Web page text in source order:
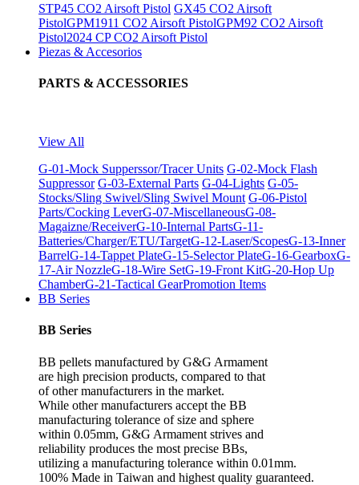
STP45 CO2 Airsoft Pistol GX45 CO2 Airsoft
PistolGPM1911 CO2 Airsoft PistolGPM92 CO2 Airsoft
Pistol2024 CP CO2 Airsoft Pistol
Piezas & Accesorios
PARTS & ACCESSORIES
View All
G-01-Mock Supperssor/Tracer Units G-02-Mock Flash
Suppressor G-03-External Parts G-04-Lights G-05-
Stocks/Sling Swivel/Sling Swivel Mount G-06-Pistol
Parts/Cocking LeverG-07-MiscellaneousG-08-
Magaizne/ReceiverG-10-Internal PartsG-11-
Batteries/Charger/ETU/TargetG-12-Laser/ScopesG-13-Inner
BarrelG-14-Tappet PlateG-15-Selector PlateG-16-GearboxG-
17-Air NozzleG-18-Wire SetG-19-Front KitG-20-Hop Up
ChamberG-21-Tactical GearPromotion Items
BB Series
BB Series
BB pellets manufactured by G&G Armament
are high precision products, compared to that
of other manufacturers in the market.
While other manufacturers accept the BB
manufacturing tolerance of size and sphere
within 0.05mm, G&G Armament strives and
reliability produces the most precise BBs,
utilizing a manufacturing tolerance within 0.01mm.
100% Made in Taiwan and highest quality guaranteed.